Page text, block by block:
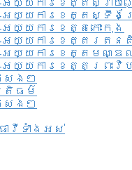
អយ្យការខេត្តស្វាយ
-អយ្យការខេត្តស្ទឹង
យ្យការខេត្តកោះកុង
-អយ្យការខេត្តរតន
-អយ្យការខេត្តមណ្
យ្យការខេត្តព្រះវិហ
េងៗ
តិធម៌
េងៗ
ាវីទាំងអស់​